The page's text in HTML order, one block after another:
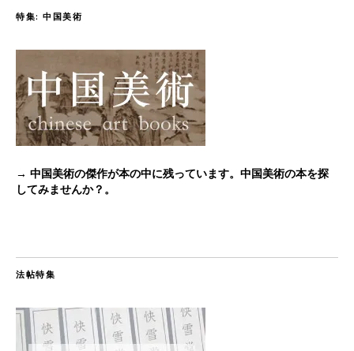
特集: 中国美術
→ 中国美術の傑作が本の中に残っています。中国美術の本を探
してみませんか？。
法帖特集